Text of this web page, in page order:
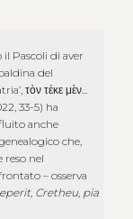
Pascoli di aver
del
τὸν τέκε μὲν...
33-5) ha
anche
che,
reso nel
– osserva
Cretheu, pia